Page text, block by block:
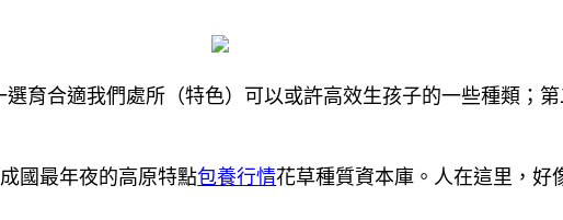
育合適我們處所（特色）可以或許高效生孩子的一些種類；
國最年夜的高原特點包養行情花草種質資本庫。人在這里，好